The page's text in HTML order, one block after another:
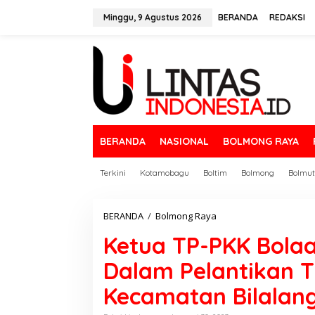
Minggu, 9 Agustus 2026 BERANDA REDAKSI
BERANDA NASIONAL BOLMONG RAYA
Terkini Kotamobagu Boltim Bolmong Bolmut
BERANDA / Bolmong Raya
t
a
T
P
-
Ketua TP-PKK
Dalam Pelantikan
Kecamatan